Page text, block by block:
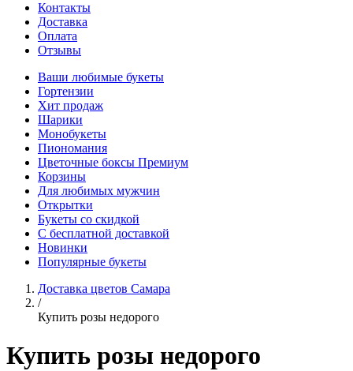
Контакты
Доставка
Оплата
Отзывы
Ваши любимые букеты
Гортензии
Хит продаж
Шарики
Монобукеты
Пиономания
Цветочные боксы Премиум
Корзины
Для любимых мужчин
Открытки
Букеты со скидкой
С бесплатной доставкой
Новинки
Популярные букеты
Доставка цветов Самара
/
Купить розы недорого
Купить розы недорого